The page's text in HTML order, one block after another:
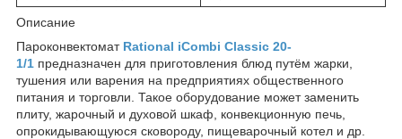
Описание
Пароконвектомат Rational iCombi Classic 20-
1/1 предназначен для приготовления блюд путём жарки,
тушения или варения на предприятиях общественного
питания и торговли. Такое оборудование может заменить
плиту, жарочный и духовой шкаф, конвекционную печь,
опрокидывающуюся сковороду, пищеварочный котел и др.